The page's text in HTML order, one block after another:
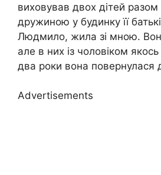
виховував двох дітей разом
дружиною у будинку її
Людмило, жила зі мною.
але в них із чоловіком
два роки вона повернулася
Advertisements